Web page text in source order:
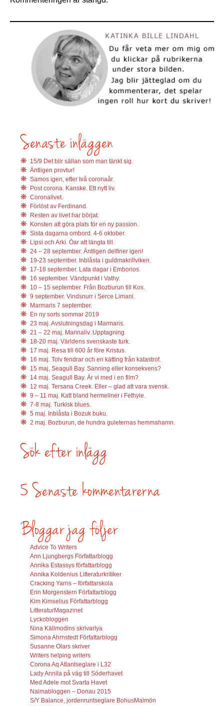
15/9 Det blir sällan som man tänkt sig.
Äntligen provtur!
Samos igen, efter två coronaår.
Post corona. Kanske. Ett nytt liv.
Coronalivet.
Förlöst av Ferdinand.
Resten av livet har börjat.
Konsten att göra plats för en ny passion.
Sista dagarna ombord. 4-6 oktober.
Lipsi och Arki. Öar att längta till.
24 – 28 september. Äntligen delfiner igen!
19-23 september. Inblåsta i guldmakrillviken.
17-18 september. Lata dagar i Emborios.
16 september. Vändpunkt i Vathy.
10 – 15 september. Från Bozburun till Kos.
9 september. Vindsnurr i Serce Limani.
Marmaris 7 september.
En ny sorts sommar 2019
23 maj. Avslutningsdag i Marmaris.
21 – 22 maj. Marinaliv. Upptagning.
18-20 maj. Världens svenskaste turk.
17 maj. Resa till 600 år före Kristus.
16 maj. Tolv fendrar och en kätting från katastrof.
15 maj, Seagull Bay. Sanning eller konsekvens?
14 maj. Seagull Bay. Är vi med i en film?
12 maj. Tersana Creek. Eller – glad att vara svensk.
9 – 11 maj. Katt bland hermeliner i Fethyie.
7-8 maj. Turkisk blues.
5 maj. Inblåsta i Bozuk buku.
2 maj. Bozburun, de hundra guleternas hemmahamn.
Advice To Writers
Ann Ljungbergs Författarblogg
Annika Estassys författarblogg
Annika Koldenius Litteraturkritiker
Cracking Yarns – författarskola
Erin Morgenstern Författarblogg
Kim Kimselius Författarblogg
LitteraturMagazinet
Lyckobloggen
Nina Källmodins skrivarlya
Simona Ahrnstedt Författarblogg
Susanne Olars skriver
Writers helping writers
Corona Aq Atlantseglare i L32
Lady Annila på väg till Söderhavet
Med Adele mot Svarta Havet
Naimabloggen – Donau 2015
S/Y Balance, jordenruntseglare BohusMalmön